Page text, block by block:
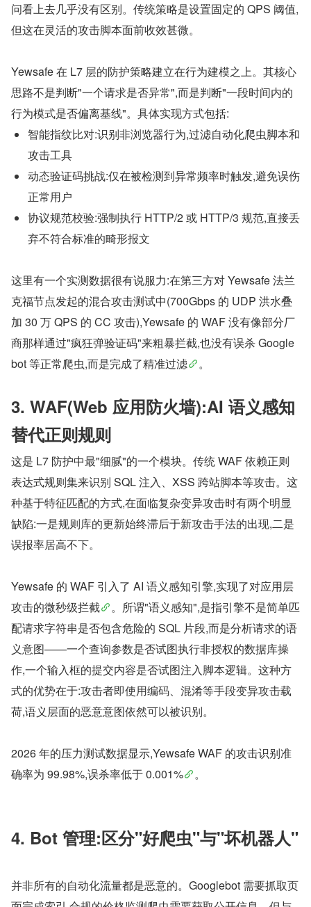
问看上去几乎没有区别。传统策略是设置固定的 QPS 阈值,
但这在灵活的攻击脚本面前收效甚微。
Yewsafe 在 L7 层的防护策略建立在行为建模之上。其核心
思路不是判断"一个请求是否异常",而是判断"一段时间内的
行为模式是否偏离基线"。具体实现方式包括:
智能指纹比对:识别非浏览器行为,过滤自动化爬虫脚本和
攻击工具
动态验证码挑战:仅在被检测到异常频率时触发,避免误伤
正常用户
协议规范校验:强制执行 HTTP/2 或 HTTP/3 规范,直接丢
弃不符合标准的畸形报文
这里有一个实测数据很有说服力:在第三方对 Yewsafe 法兰
克福节点发起的混合攻击测试中(700Gbps 的 UDP 洪水叠
加 30 万 QPS 的 CC 攻击),Yewsafe 的 WAF 没有像部分厂
商那样通过"疯狂弹验证码"来粗暴拦截,也没有误杀 Google
bot 等正常爬虫,而是完成了精准过滤
。
3. WAF(Web 应用防火墙):AI 语义感知
替代正则规则
这是 L7 防护中最"细腻"的一个模块。传统 WAF 依赖正则
表达式规则集来识别 SQL 注入、XSS 跨站脚本等攻击。这
种基于特征匹配的方式,在面临复杂变异攻击时有两个明显
缺陷:一是规则库的更新始终滞后于新攻击手法的出现,二是
误报率居高不下。
Yewsafe 的 WAF 引入了 AI 语义感知引擎,实现了对应用层
攻击的微秒级拦截
。所谓"语义感知",是指引擎不是简单匹
配请求字符串是否包含危险的 SQL 片段,而是分析请求的语
义意图——一个查询参数是否试图执行非授权的数据库操
作,一个输入框的提交内容是否试图注入脚本逻辑。这种方
式的优势在于:攻击者即使用编码、混淆等手段变异攻击载
荷,语义层面的恶意意图依然可以被识别。
2026 年的压力测试数据显示,Yewsafe WAF 的攻击识别准
确率为 99.98%,误杀率低于 0.001%
。
4. Bot 管理:区分"好爬虫"与"坏机器人"
并非所有的自动化流量都是恶意的。Googlebot 需要抓取页